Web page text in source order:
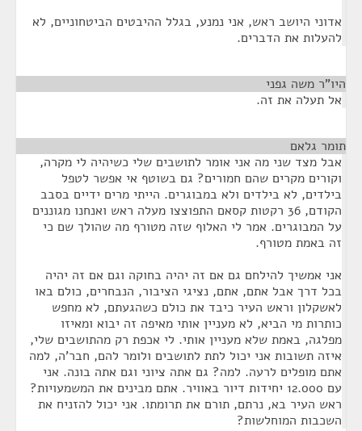
אדוני היושב ראש, אני נמנע, בגלל ההיבטים הביטחוניים, לא
להעלות את הדברים.
היו"ר משה גפני
אל תעלה את זה.
תומר גלאם
אבל מצד שני מה אני אומר לתושבים שלי כשיהיה לי מקרה,
וקורים מקרים שהם חמורים? גם בשוטף אי אפשר לטפל
בילדים, לא בילדים ולא במבוגרים. הייתי מרים ידיים בסבב
הקודם, 36 רקטות קסאם התפוצצו מעלה ראש ואנחנו מגוננים
על המבוגרים. אמר לי האלוף שזה מטורף מה שהולך שם כי
זה באמת מטורף.
אני אמשיך להילחם גם אם זה יהיה בחוקה וגם אם זה יהיה
בכל דרך אבל אתם, אתם, נציגי הציבור, הנבחרים, כולם באו
לאשקלון וראש העיר כיבד את כולם כשהגעתם, לא מחפש
כותרות מי הביא, לא מעניין אותי מאיפה זה יבוא ומאיזו
מפלגה, באמת שלא מעניין אותי. לי אכפת רק מהתושבים שלי,
איזה תשובות אני יכול לתת לתושבים ולומר להם, חבר'ה, למה
אתם מופלים לרעה. למה? גם אתה ציוני וגם אתה בונה. אני
עם 12.000 יחידות דיור באוויר. אתם מבינים את המשמעויות?
ראש העיר בא, נרתם, תורם את תרומתו. אני יכול להזניח את
השכבות המוחלשות?